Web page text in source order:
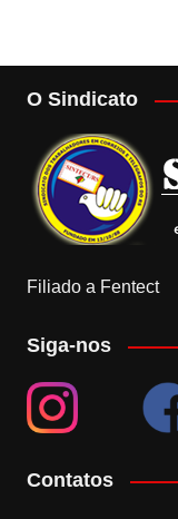
O Sindicato
Filiado a Fentect
Siga-nos
Contatos